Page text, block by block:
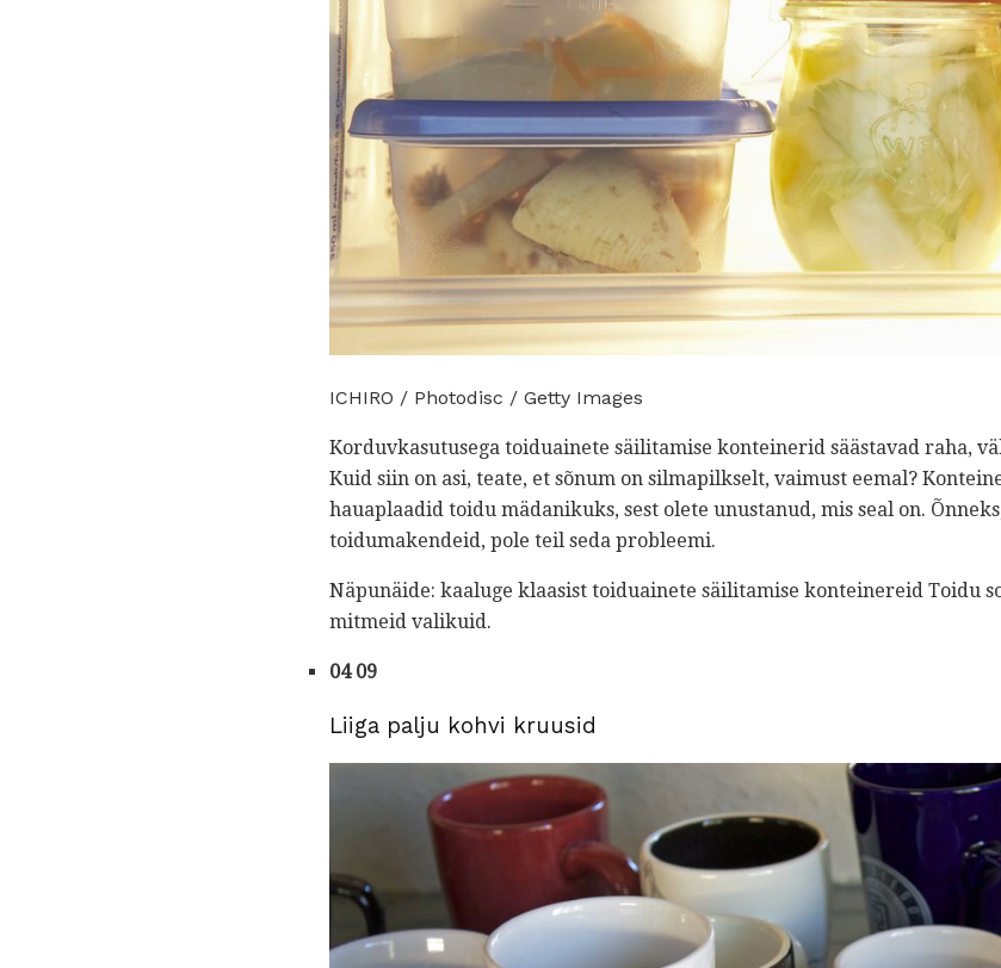
ICHIRO / Photodisc / Getty Images
Korduvkasutusega toiduainete säilitamise konteinerid säästavad raha,
Kuid siin on asi, teate, et sõnum on silmapilkselt, vaimust eemal?
hauaplaadid toidu mädanikuks, sest olete unustanud, mis seal on.
toidumakendeid, pole teil seda probleemi.
Näpunäide: kaaluge klaasist toiduainete säilitamise konteinereid Toidu
mitmeid valikuid.
04 09
Liiga palju kohvi kruusid